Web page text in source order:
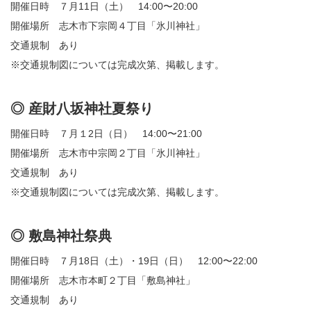
開催日時 ７月11日（土） 14:00〜20:00
開催場所 志木市下宗岡４丁目「氷川神社」
交通規制 あり
※交通規制図については完成次第、掲載します。
◎ 産財八坂神社夏祭り
開催日時 ７月１2日（日） 14:00〜21:00
開催場所 志木市中宗岡２丁目「氷川神社」
交通規制 あり
※交通規制図については完成次第、掲載します。
◎ 敷島神社祭典
開催日時 ７月18日（土）・19日（日） 12:00〜22:00
開催場所 志木市本町２丁目「敷島神社」
交通規制 あり